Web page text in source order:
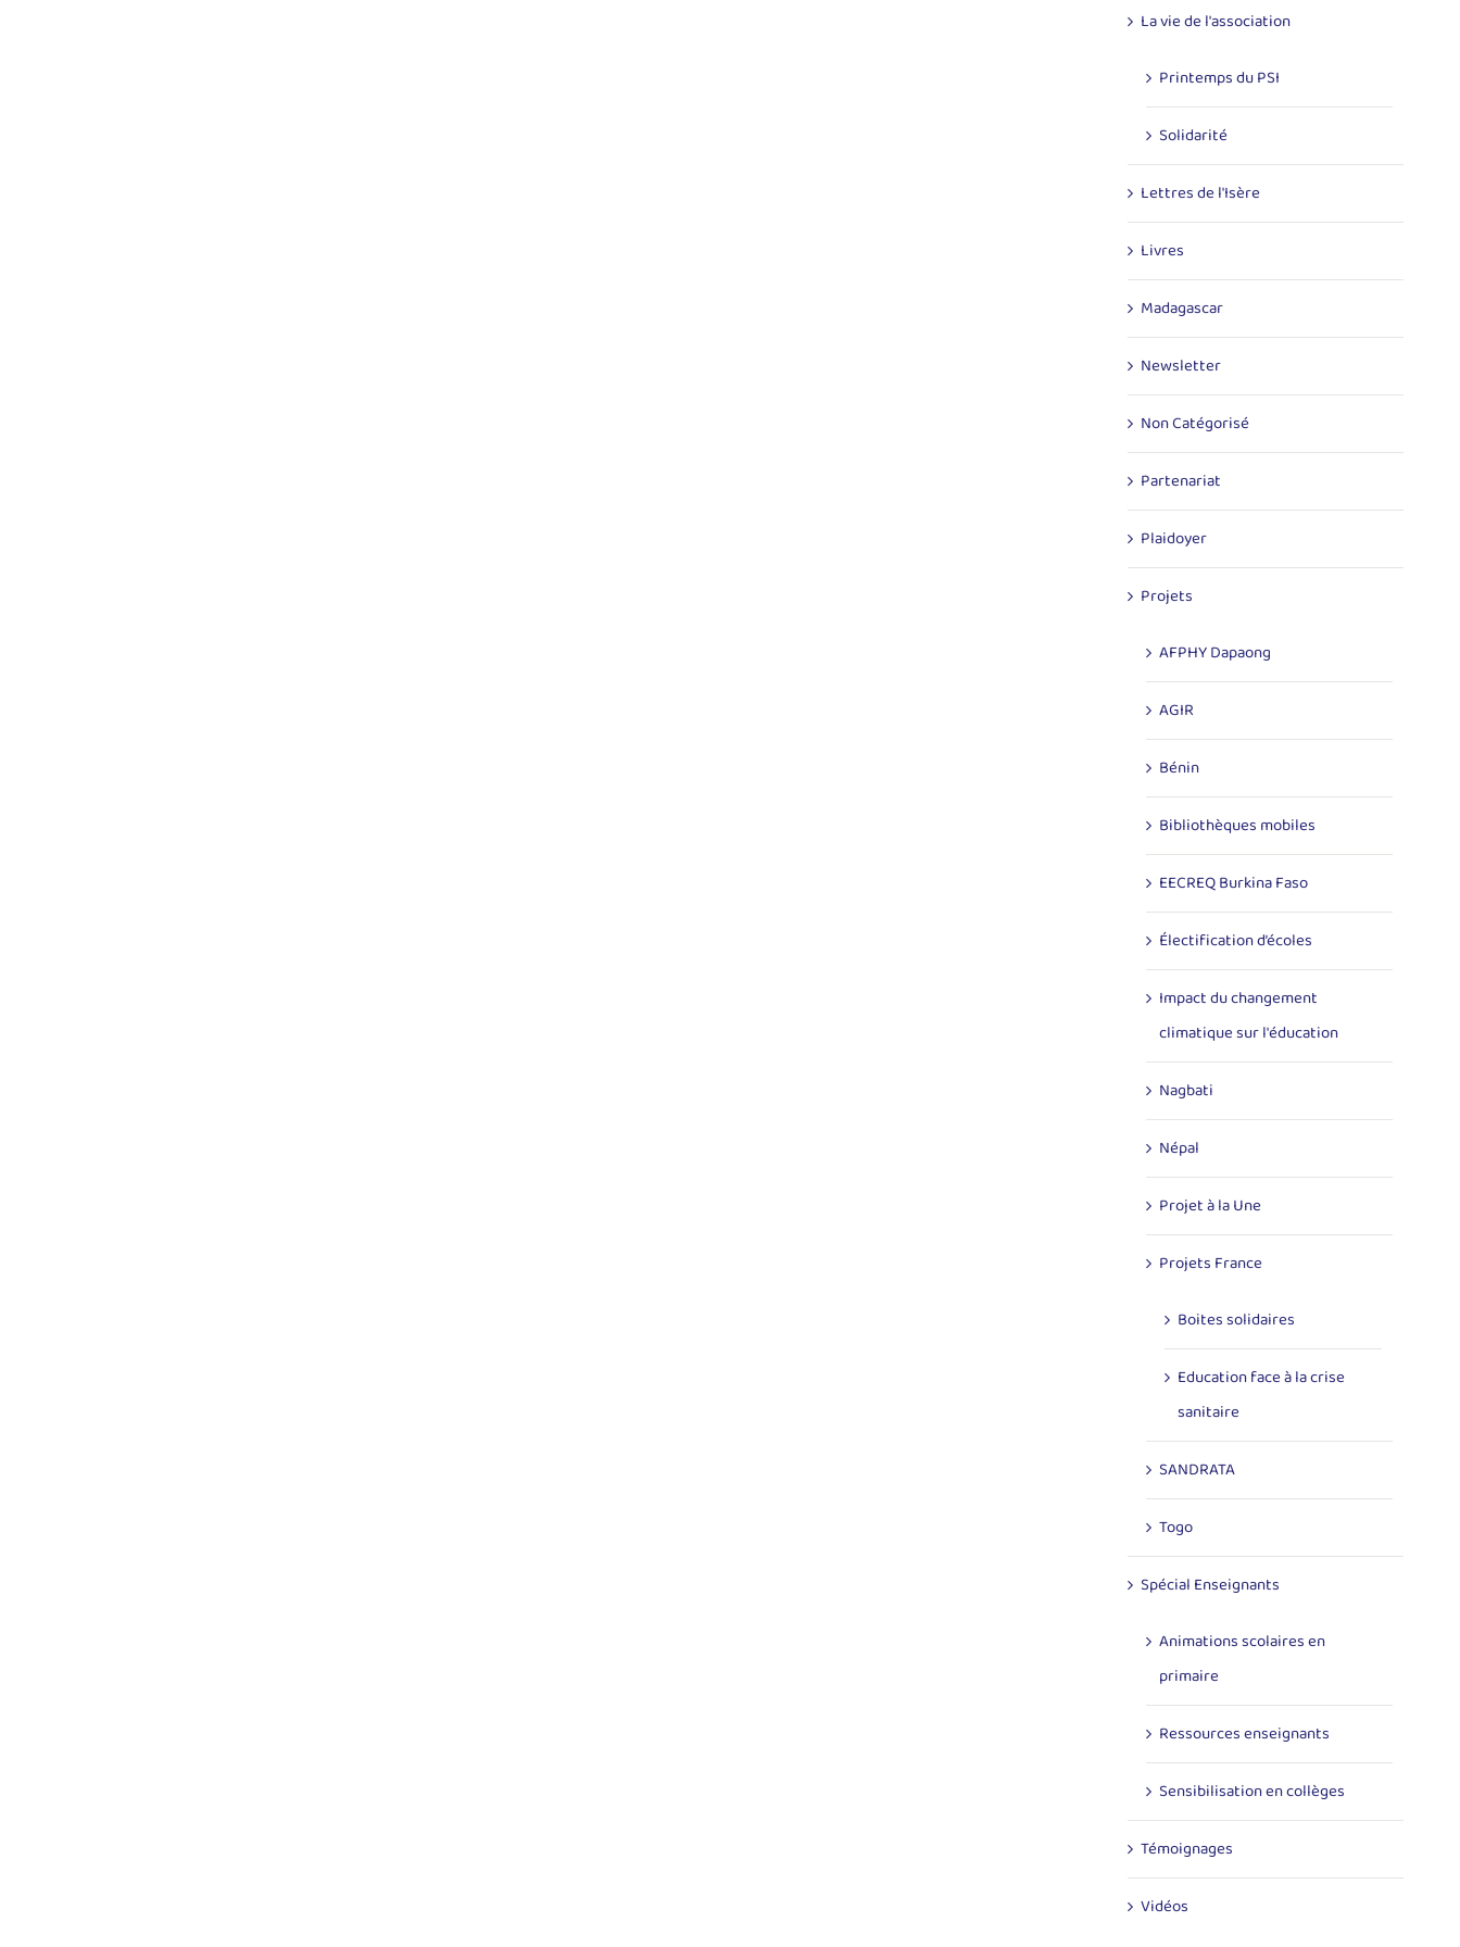
La vie de l'association
Printemps du PSI
Solidarité
Lettres de l'Isère
Livres
Madagascar
Newsletter
Non Catégorisé
Partenariat
Plaidoyer
Projets
AFPHY Dapaong
AGIR
Bénin
Bibliothèques mobiles
EECREQ Burkina Faso
Électification d’écoles
Impact du changement
climatique sur l'éducation
Nagbati
Népal
Projet à la Une
Projets France
Boites solidaires
Education face à la crise
sanitaire
SANDRATA
Togo
Spécial Enseignants
Animations scolaires en
primaire
Ressources enseignants
Sensibilisation en collèges
Témoignages
Vidéos